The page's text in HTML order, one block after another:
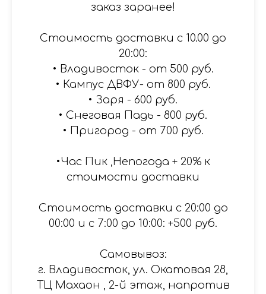
заказ заранее!
Стоимость доставки с 10.00 до
20:00:
• Владивосток - от 500 руб.
• Кампус ДВФУ- от 800 руб.
• Заря - 600 руб.
• Снеговая Падь - 800 руб.
• Пригород - от 700 руб.
•Час Пик ,Непогода + 20% к
стоимости доставки
Стоимость доставки с 20:00 до
00:00 и с 7:00 до 10:00: +500 руб.
Самовывоз:
г. Владивосток, ул. Окатовая 28,
ТЦ Махаон , 2-й этаж, напротив